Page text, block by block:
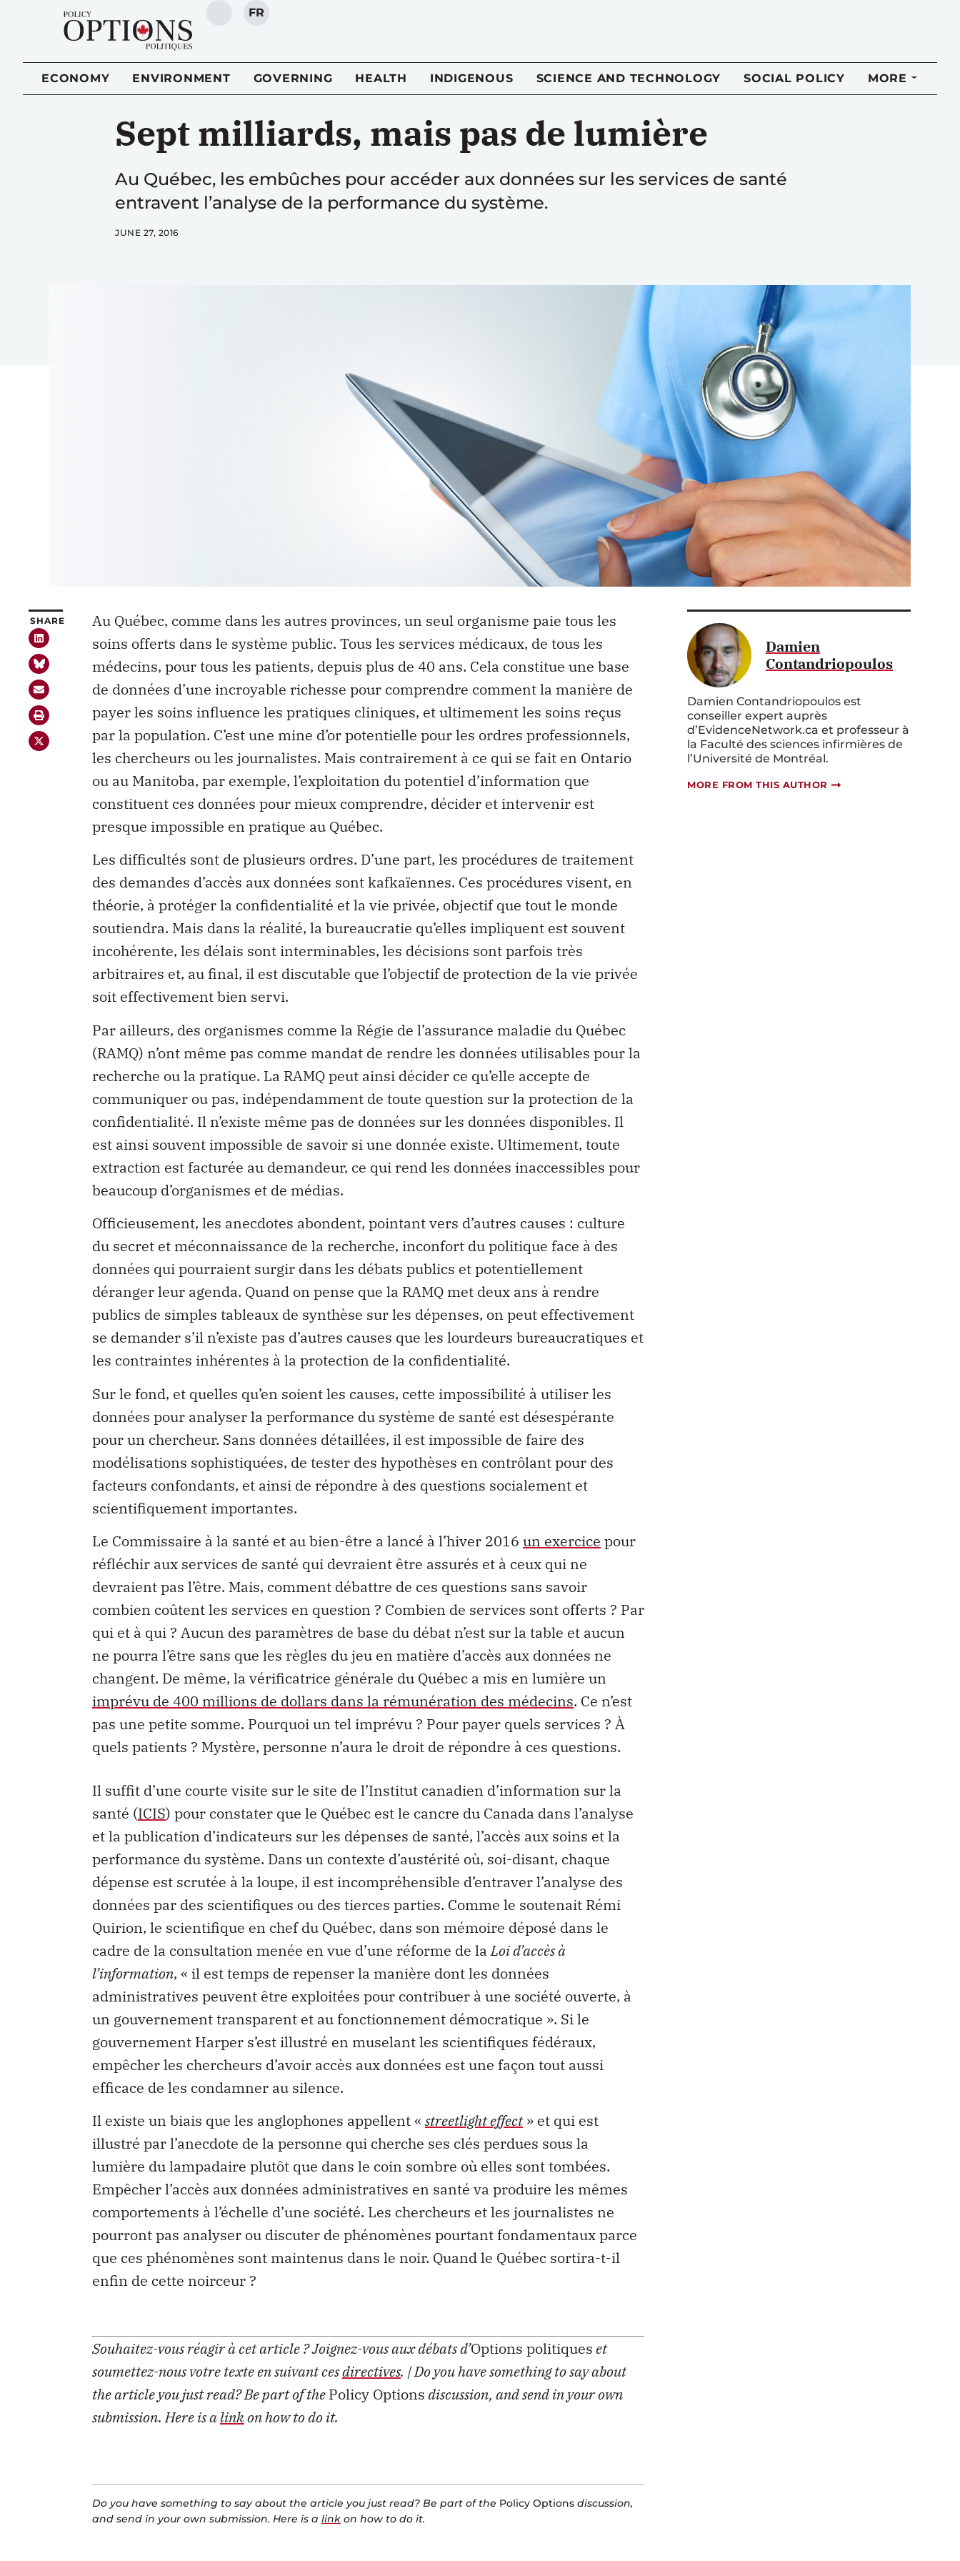
SEARCH
FR
ECONOMY ENVIRONMENT GOVERNING HEALTH INDIGENOUS SCIENCE AND TECHNOLOGY SOCIAL POLICY MORE
Sept milliards, mais pas de lumière
Au Québec, les embûches pour accéder aux données sur les services de santé
entravent l’analyse de la performance du système.
JUNE 27, 2016
SHARE
Au Québec, comme dans les autres provinces, un seul organisme paie tous les
soins offerts dans le système public. Tous les services médicaux, de tous les
médecins, pour tous les patients, depuis plus de 40 ans. Cela constitue une base
de données d’une incroyable richesse pour comprendre comment la manière de
payer les soins influence les pratiques cliniques, et ultimement les soins reçus
par la population. C’est une mine d’or potentielle pour les ordres professionnels,
les chercheurs ou les journalistes. Mais contrairement à ce qui se fait en Ontario
ou au Manitoba, par exemple, l’exploitation du potentiel d’information que
constituent ces données pour mieux comprendre, décider et intervenir est
presque impossible en pratique au Québec.
Les difficultés sont de plusieurs ordres. D’une part, les procédures de traitement
des demandes d’accès aux données sont kafkaïennes. Ces procédures visent, en
théorie, à protéger la confidentialité et la vie privée, objectif que tout le monde
soutiendra. Mais dans la réalité, la bureaucratie qu’elles impliquent est souvent
incohérente, les délais sont interminables, les décisions sont parfois très
arbitraires et, au final, il est discutable que l’objectif de protection de la vie privée
soit effectivement bien servi.
Par ailleurs, des organismes comme la Régie de l’assurance maladie du Québec
(RAMQ) n’ont même pas comme mandat de rendre les données utilisables pour la
recherche ou la pratique. La RAMQ peut ainsi décider ce qu’elle accepte de
communiquer ou pas, indépendamment de toute question sur la protection de la
confidentialité. Il n’existe même pas de données sur les données disponibles. Il
est ainsi souvent impossible de savoir si une donnée existe. Ultimement, toute
extraction est facturée au demandeur, ce qui rend les données inaccessibles pour
beaucoup d’organismes et de médias.
Officieusement, les anecdotes abondent, pointant vers d’autres causes : culture
du secret et méconnaissance de la recherche, inconfort du politique face à des
données qui pourraient surgir dans les débats publics et potentiellement
déranger leur agenda. Quand on pense que la RAMQ met deux ans à rendre
publics de simples tableaux de synthèse sur les dépenses, on peut effectivement
se demander s’il n’existe pas d’autres causes que les lourdeurs bureaucratiques et
les contraintes inhérentes à la protection de la confidentialité.
Sur le fond, et quelles qu’en soient les causes, cette impossibilité à utiliser les
données pour analyser la performance du système de santé est désespérante
pour un chercheur. Sans données détaillées, il est impossible de faire des
modélisations sophistiquées, de tester des hypothèses en contrôlant pour des
facteurs confondants, et ainsi de répondre à des questions socialement et
scientifiquement importantes.
Le Commissaire à la santé et au bien-être a lancé à l’hiver 2016 un exercice pour
réfléchir aux services de santé qui devraient être assurés et à ceux qui ne
devraient pas l’être. Mais, comment débattre de ces questions sans savoir
combien coûtent les services en question ? Combien de services sont offerts ? Par
qui et à qui ? Aucun des paramètres de base du débat n’est sur la table et aucun
ne pourra l’être sans que les règles du jeu en matière d’accès aux données ne
changent. De même, la vérificatrice générale du Québec a mis en lumière un
imprévu de 400 millions de dollars dans la rémunération des médecins. Ce n’est
pas une petite somme. Pourquoi un tel imprévu ? Pour payer quels services ? À
quels patients ? Mystère, personne n’aura le droit de répondre à ces questions.
Il suffit d’une courte visite sur le site de l’Institut canadien d’information sur la
santé (ICIS) pour constater que le Québec est le cancre du Canada dans l’analyse
et la publication d’indicateurs sur les dépenses de santé, l’accès aux soins et la
performance du système. Dans un contexte d’austérité où, soi-disant, chaque
dépense est scrutée à la loupe, il est incompréhensible d’entraver l’analyse des
données par des scientifiques ou des tierces parties. Comme le soutenait Rémi
Quirion, le scientifique en chef du Québec, dans son mémoire déposé dans le
cadre de la consultation menée en vue d’une réforme de laLoi d’accès à
l’information, « il est temps de repenser la manière dont les données
administratives peuvent être exploitées pour contribuer à une société ouverte, à
un gouvernement transparent et au fonctionnement démocratique ». Si le
gouvernement Harper s’est illustré en muselant les scientifiques fédéraux,
empêcher les chercheurs d’avoir accès aux données est une façon tout aussi
efficace de les condamner au silence.
Il existe un biais que les anglophones appellent « streetlight effect» et qui est
illustré par l’anecdote de la personne qui cherche ses clés perdues sous la
lumière du lampadaire plutôt que dans le coin sombre où elles sont tombées.
Empêcher l’accès aux données administratives en santé va produire les mêmes
comportements à l’échelle d’une société. Les chercheurs et les journalistes ne
pourront pas analyser ou discuter de phénomènes pourtant fondamentaux parce
que ces phénomènes sont maintenus dans le noir. Quand le Québec sortira-t-il
enfin de cette noirceur ?
Souhaitez-vous réagir à cet article ? Joignez-vous aux débats d’Options politiqueset
soumettez-nous votre texte en suivant cesdirectives. | Do you have something to say about
the article you just read? Be part of thePolicy Optionsdiscussion, and send in your own
submission. Here is alinkon how to do it.
Do you have something to say about the article you just read? Be part of the Policy Options discussion,
and send in your own submission. Here is a link on how to do it.
Damien
Contandriopoulos
Damien Contandriopoulos est
conseiller expert auprès
d’EvidenceNetwork.ca et professeur à
la Faculté des sciences infirmières de
l’Université de Montréal.
MORE FROM THIS AUTHOR